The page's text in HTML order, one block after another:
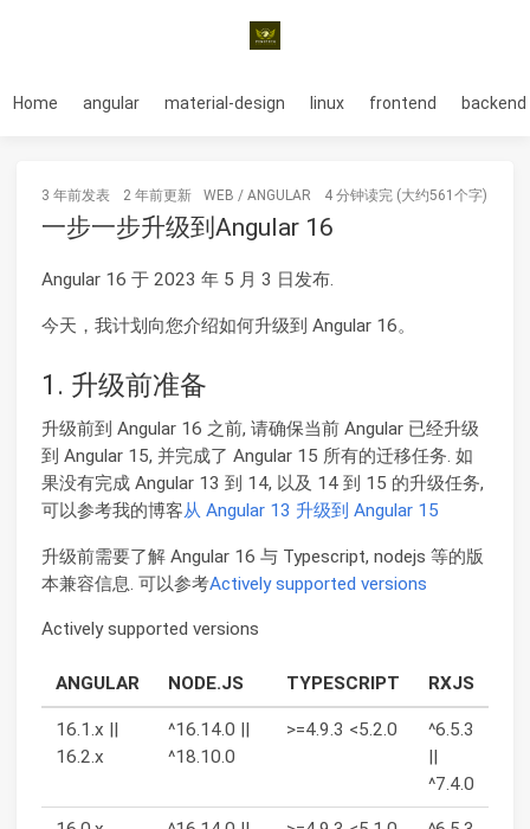
Home angular material-design linux frontend backend
3 年前发表 2 年前更新 WEB / ANGULAR 4 分钟读完 (大约561个字)
一步一步升级到Angular 16
Angular 16 于 2023 年 5 月 3 日发布.
今天，我计划向您介绍如何升级到 Angular 16。
1. 升级前准备
升级前到 Angular 16 之前, 请确保当前 Angular 已经升级
到 Angular 15, 并完成了 Angular 15 所有的迁移任务. 如
果没有完成 Angular 13 到 14, 以及 14 到 15 的升级任务,
可以参考我的博客从 Angular 13 升级到 Angular 15
升级前需要了解 Angular 16 与 Typescript, nodejs 等的版
本兼容信息. 可以参考Actively supported versions
Actively supported versions
ANGULAR NODE.JS TYPESCRIPT RXJS
16.1.x ||
16.2.x
^16.14.0 ||
^18.10.0
>=4.9.3 <5.2.0
^6.5.3
||
^7.4.0